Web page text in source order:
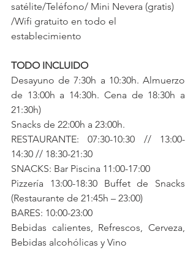
satélite/Teléfono/ Mini Nevera (gratis)
/Wifi gratuito en todo el
establecimiento
TODO INCLUIDO
Desayuno de 7:30h a 10:30h. Almuerzo
de 13:00h a 14:30h. Cena de 18:30h a
21:30h)
Snacks de 22:00h a 23:00h.
RESTAURANTE: 07:30-10:30 // 13:00-
14:30 // 18:30-21:30
SNACKS: Bar Piscina 11:00-17:00
Pizzería 13:00-18:30 Buffet de Snacks
(Restaurante de 21:45h – 23:00)
BARES: 10:00-23:00
Bebidas calientes, Refrescos, Cerveza,
Bebidas alcohólicas y Vino